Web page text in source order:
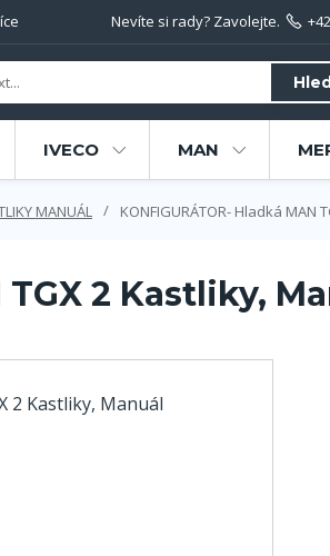
Nevíte si rady? Zavolejte.
IVECO MAN
MANUÁL KONFIGURÁTOR- Hladká MAN
TGX 2 Kastliky,